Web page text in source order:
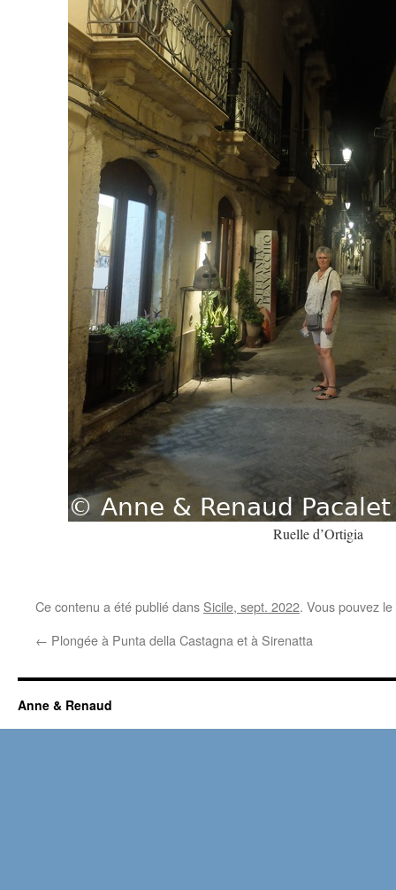
Ruelle d’Ortigia
Ce contenu a été publié dans Sicile, sept. 2022. Vous pouvez
← Plongée à Punta della Castagna et à Sirenatta
Anne & Renaud